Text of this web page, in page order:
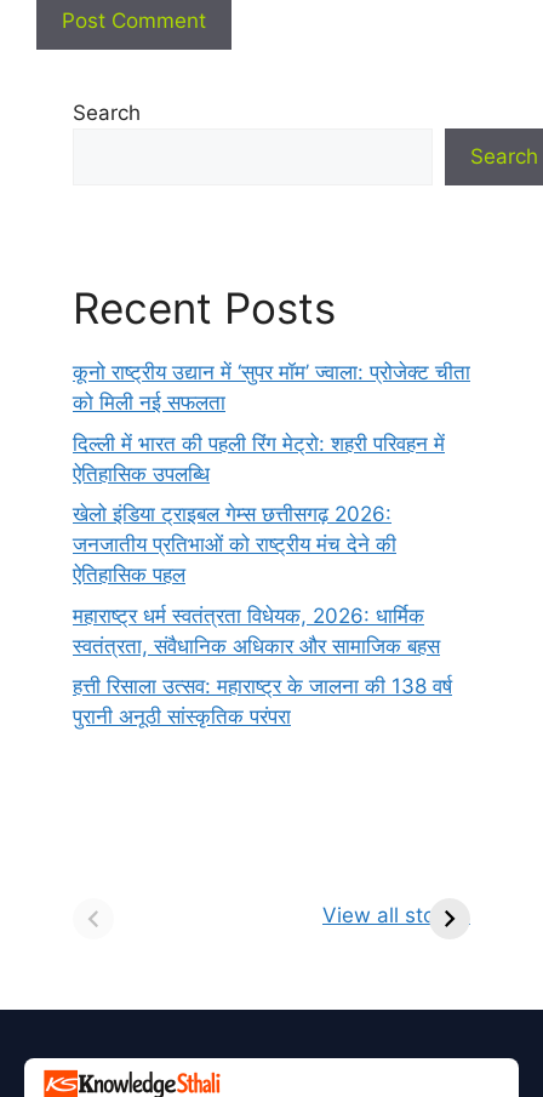
Search
Search
Recent Posts
कूनो राष्ट्रीय उद्यान में ‘सुपर मॉम’ ज्वाला: प्रोजेक्ट चीता
को मिली नई सफलता
दिल्ली में भारत की पहली रिंग मेट्रो: शहरी परिवहन में
ऐतिहासिक उपलब्धि
खेलो इंडिया ट्राइबल गेम्स छत्तीसगढ़ 2026:
जनजातीय प्रतिभाओं को राष्ट्रीय मंच देने की
ऐतिहासिक पहल
महाराष्ट्र धर्म स्वतंत्रता विधेयक, 2026: धार्मिक
स्वतंत्रता, संवैधानिक अधिकार और सामाजिक बहस
हत्ती रिसाला उत्सव: महाराष्ट्र के जालना की 138 वर्ष
पुरानी अनूठी सांस्कृतिक परंपरा
View all stories
किसे कहते है?
ज्योतिर्लिंग | नाम,